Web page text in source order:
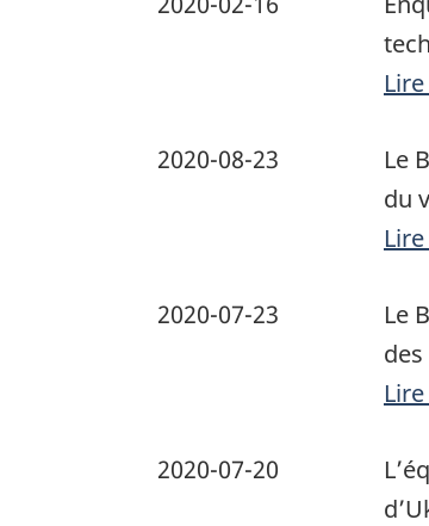
2020-08-23
Le
du
2020-07-23
Le
2020-07-20